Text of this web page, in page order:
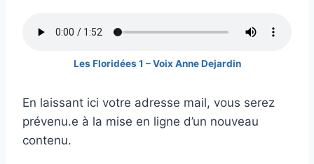
Les Floridées 1 – Voix Anne Dejardin
En laissant ici votre adresse mail, vous serez
prévenu.e à la mise en ligne d’un nouveau
contenu.